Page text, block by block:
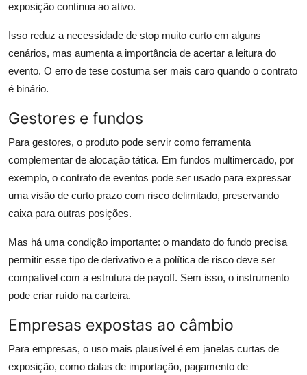
exposição contínua ao ativo.
Isso reduz a necessidade de stop muito curto em alguns
cenários, mas aumenta a importância de acertar a leitura do
evento. O erro de tese costuma ser mais caro quando o contrato
é binário.
Gestores e fundos
Para gestores, o produto pode servir como ferramenta
complementar de alocação tática. Em fundos multimercado, por
exemplo, o contrato de eventos pode ser usado para expressar
uma visão de curto prazo com risco delimitado, preservando
caixa para outras posições.
Mas há uma condição importante: o mandato do fundo precisa
permitir esse tipo de derivativo e a política de risco deve ser
compatível com a estrutura de payoff. Sem isso, o instrumento
pode criar ruído na carteira.
Empresas expostas ao câmbio
Para empresas, o uso mais plausível é em janelas curtas de
exposição, como datas de importação, pagamento de